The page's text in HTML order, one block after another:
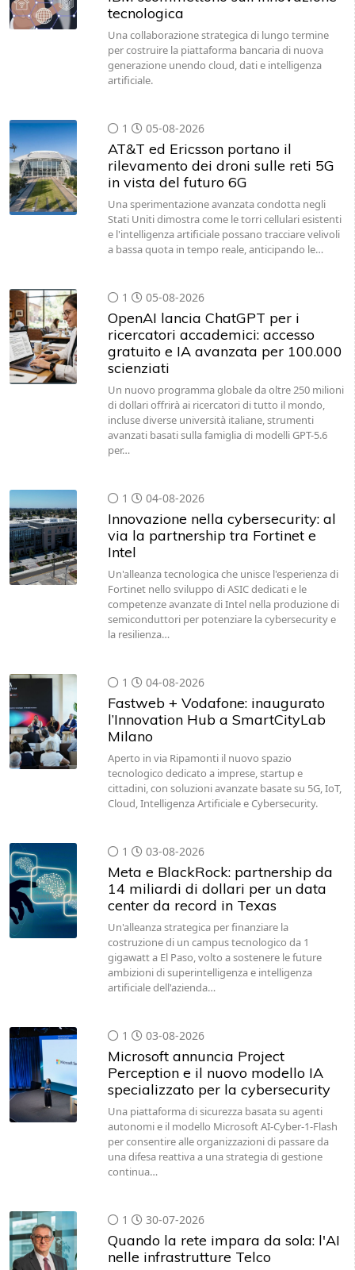
tecnologica
Una collaborazione strategica di lungo termine
per costruire la piattaforma bancaria di nuova
generazione unendo cloud, dati e intelligenza
artificiale.
1 05-08-2026
AT&T ed Ericsson portano il
rilevamento dei droni sulle reti 5G
in vista del futuro 6G
Una sperimentazione avanzata condotta negli
Stati Uniti dimostra come le torri cellulari esistenti
e l'intelligenza artificiale possano tracciare velivoli
a bassa quota in tempo reale, anticipando le…
1 05-08-2026
OpenAI lancia ChatGPT per i
ricercatori accademici: accesso
gratuito e IA avanzata per 100.000
scienziati
Un nuovo programma globale da oltre 250 milioni
di dollari offrirà ai ricercatori di tutto il mondo,
incluse diverse università italiane, strumenti
avanzati basati sulla famiglia di modelli GPT-5.6
per…
1 04-08-2026
Innovazione nella cybersecurity: al
via la partnership tra Fortinet e
Intel
Un'alleanza tecnologica che unisce l'esperienza di
Fortinet nello sviluppo di ASIC dedicati e le
competenze avanzate di Intel nella produzione di
semiconduttori per potenziare la cybersecurity e
la resilienza…
1 04-08-2026
Fastweb + Vodafone: inaugurato
l’Innovation Hub a SmartCityLab
Milano
Aperto in via Ripamonti il nuovo spazio
tecnologico dedicato a imprese, startup e
cittadini, con soluzioni avanzate basate su 5G, IoT,
Cloud, Intelligenza Artificiale e Cybersecurity.
1 03-08-2026
Meta e BlackRock: partnership da
14 miliardi di dollari per un data
center da record in Texas
Un'alleanza strategica per finanziare la
costruzione di un campus tecnologico da 1
gigawatt a El Paso, volto a sostenere le future
ambizioni di superintelligenza e intelligenza
artificiale dell'azienda…
1 03-08-2026
Microsoft annuncia Project
Perception e il nuovo modello IA
specializzato per la cybersecurity
Una piattaforma di sicurezza basata su agenti
autonomi e il modello Microsoft AI-Cyber-1-Flash
per consentire alle organizzazioni di passare da
una difesa reattiva a una strategia di gestione
continua…
1 30-07-2026
Quando la rete impara da sola: l'AI
nelle infrastrutture Telco